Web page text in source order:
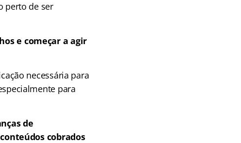
perto de ser
e começar a agir
necessária para
para
de
cobrados